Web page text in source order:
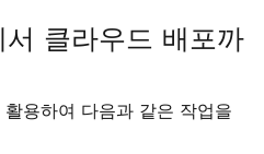
클라우드 배포까
활용하여 다음과 같은 작업을